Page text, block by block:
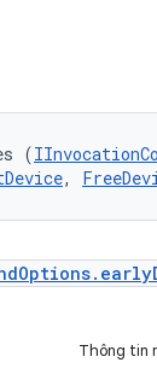
(
,
Thông tin